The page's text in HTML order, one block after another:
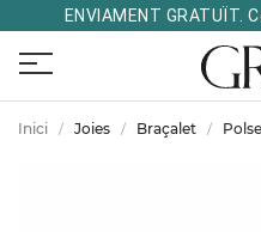
ENVIAMENT GRATUÏT.
Inici Joies Braçalet